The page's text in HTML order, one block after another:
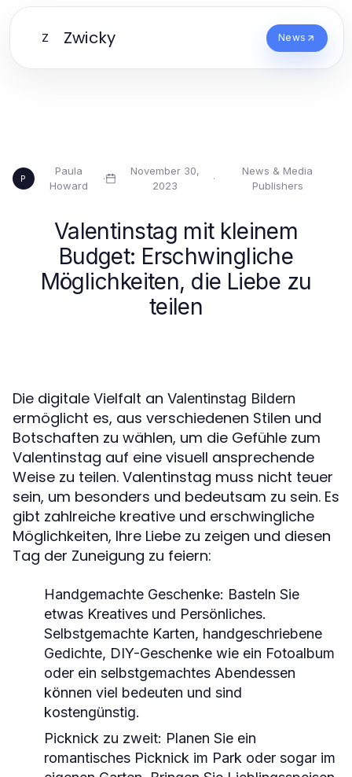
Z Zwicky News
P
Paula
Howard
·
November 30,
2023
·
News & Media
Publishers
Valentinstag mit kleinem
Budget: Erschwingliche
Möglichkeiten, die Liebe zu
teilen
Die digitale Vielfalt an Valentinstag Bildern
ermöglicht es, aus verschiedenen Stilen und
Botschaften zu wählen, um die Gefühle zum
Valentinstag auf eine visuell ansprechende
Weise zu teilen. Valentinstag muss nicht teuer
sein, um besonders und bedeutsam zu sein. Es
gibt zahlreiche kreative und erschwingliche
Möglichkeiten, Ihre Liebe zu zeigen und diesen
Tag der Zuneigung zu feiern:
Handgemachte Geschenke: Basteln Sie
etwas Kreatives und Persönliches.
Selbstgemachte Karten, handgeschriebene
Gedichte, DIY-Geschenke wie ein Fotoalbum
oder ein selbstgemachtes Abendessen
können viel bedeuten und sind
kostengünstig.
Picknick zu zweit: Planen Sie ein
romantisches Picknick im Park oder sogar im